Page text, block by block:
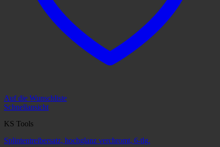
Auf die Wunschliste
Schnellansicht
KS Tools
Splintentreibersatz, hochglanz verchromt, 6-tlg.